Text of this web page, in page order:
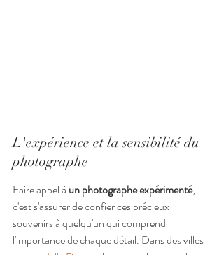
L'expérience et la sensibilité du
photographe
Faire appel à un photographe expérimenté,
c'est s'assurer de confier ces précieux
souvenirs à quelqu'un qui comprend
l'importance de chaque détail. Dans des villes